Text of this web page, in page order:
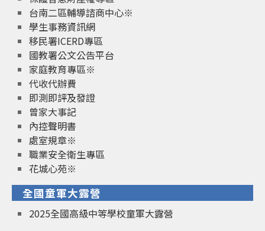
台南二區輔導諮商中心※
學生事務資訊網
移民署ICERD專區
國教署公文公告平台
家庭教育專區※
代收代辦費
即測即評及發證
曾家大事記
內控聲明書
處室規章※
職業安全衛生專區
花城心苑※
全國童軍大露營
2025全國高級中等學校童軍大露營